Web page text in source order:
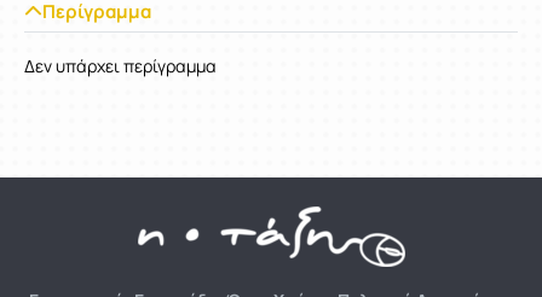
Περίγραμμα
Δεν υπάρχει περίγραμμα